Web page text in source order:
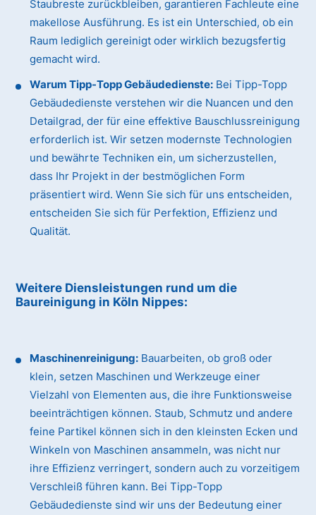
Staubreste zurückbleiben, garantieren Fachleute eine
makellose Ausführung. Es ist ein Unterschied, ob ein
Raum lediglich gereinigt oder wirklich bezugsfertig
gemacht wird.
Warum Tipp-Topp Gebäudedienste: Bei Tipp-Topp
Gebäudedienste verstehen wir die Nuancen und den
Detailgrad, der für eine effektive Bauschlussreinigung
erforderlich ist. Wir setzen modernste Technologien
und bewährte Techniken ein, um sicherzustellen,
dass Ihr Projekt in der bestmöglichen Form
präsentiert wird. Wenn Sie sich für uns entscheiden,
entscheiden Sie sich für Perfektion, Effizienz und
Qualität.
Weitere Diensleistungen rund um die
Baureinigung in Köln Nippes:
Maschinenreinigung: Bauarbeiten, ob groß oder
klein, setzen Maschinen und Werkzeuge einer
Vielzahl von Elementen aus, die ihre Funktionsweise
beeinträchtigen können. Staub, Schmutz und andere
feine Partikel können sich in den kleinsten Ecken und
Winkeln von Maschinen ansammeln, was nicht nur
ihre Effizienz verringert, sondern auch zu vorzeitigem
Verschleiß führen kann. Bei Tipp-Topp
Gebäudedienste sind wir uns der Bedeutung einer